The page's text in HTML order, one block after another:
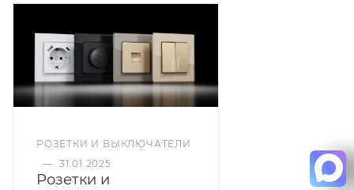
РОЗЕТКИ И ВЫКЛЮЧАТЕЛИ
— 31.01.2025
Розетки и